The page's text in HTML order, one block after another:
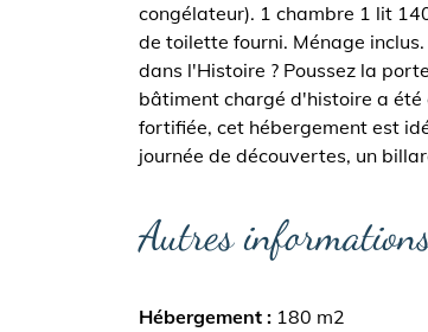
congélateur). 1 chambre 1 lit
de toilette fourni. Ménage
dans l'Histoire ? Poussez la
bâtiment chargé d'histoire a
fortifiée, cet hébergement est
journée de découvertes, un
Autres
Hébergement
180 m2